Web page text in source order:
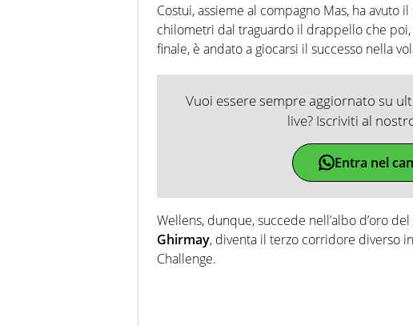
Costui, assieme al compagno Mas, ha
chilometri dal traguardo il drappello che
finale, è andato a giocarsi il successo nella
Vuoi essere sempre aggiornato su
live? Iscriviti al
Entra nel
Wellens, dunque, succede nell’albo d’oro
Ghirmay, diventa il terzo corridore diverso
Challenge.